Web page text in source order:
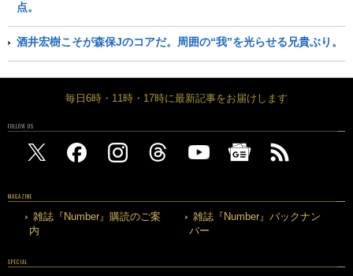
点。
酒井宏樹こそが森保Jのコアだ。周囲の“我”を光らせる兄貴ぶり。
毎日6時・11時・17時に最新記事をお届けします
FOLLOW US
MAGAZINE
雑誌『Number』購読のご案
内
雑誌『Number』バックナン
バー
SPECIAL